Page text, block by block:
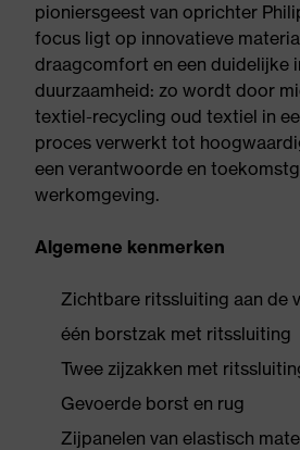
pioniersgeest van oprichter
focus ligt op innovatieve
draagcomfort en een duidelijke
duurzaamheid: zo wordt door
textiel-recycling oud textiel in
proces verwerkt tot
een verantwoorde en
werkomgeving.
Algemene kenmerken
Zichtbare ritssluiting aan de
één borstzak met ritssluiting
Twee zijzakken met
Gevoerde borst en rug
Zijpanelen van elastisch